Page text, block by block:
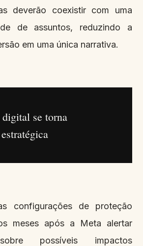
deverão coexistir com uma
de assuntos, reduzindo a
em uma única narrativa.
digital se torna
configurações de proteção
meses após a Meta alertar
possíveis impactos